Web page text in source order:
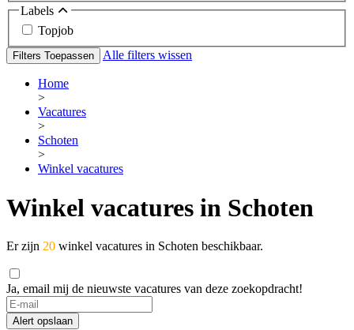
Labels
Topjob
Filters Toepassen Alle filters wissen
Home
>
Vacatures
>
Schoten
>
Winkel vacatures
Winkel vacatures in Schoten
Er zijn 20 winkel vacatures in Schoten beschikbaar.
Ja, email mij de nieuwste vacatures van deze zoekopdracht!
Alert opslaan